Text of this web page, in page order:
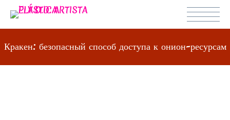
Кракен: безопасный способ доступа к онион-ресурсам